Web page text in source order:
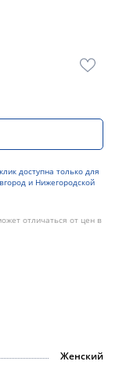
доступна только для
и Нижегородской
отличаться от цен в
Женский